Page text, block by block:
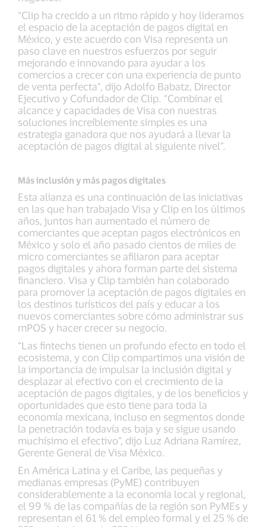
“Clip ha crecido a un ritmo rápido y hoy lideramos
el espacio de la aceptación de pagos digital en
México, y este acuerdo con Visa representa un
paso clave en nuestros esfuerzos por seguir
mejorando e innovando para ayudar a los
comercios a crecer con una experiencia de punto
de venta perfecta", dijo Adolfo Babatz, Director
Ejecutivo y Cofundador de Clip. “Combinar el
alcance y capacidades de Visa con nuestras
soluciones increíblemente simples es una
estrategia ganadora que nos ayudará a llevar la
aceptación de pagos digital al siguiente nivel”.
Más inclusión y más pagos digitales
Esta alianza es una continuación de las iniciativas
en las que han trabajado Visa y Clip en los últimos
años, juntos han aumentado el número de
comerciantes que aceptan pagos electrónicos en
México y solo el año pasado cientos de miles de
micro comerciantes se afiliaron para aceptar
pagos digitales y ahora forman parte del sistema
financiero. Visa y Clip también han colaborado
para promover la aceptación de pagos digitales en
los destinos turísticos del país y educar a los
nuevos comerciantes sobre cómo administrar sus
mPOS y hacer crecer su negocio.
“Las fintechs tienen un profundo efecto en todo el
ecosistema, y con Clip compartimos una visión de
la importancia de impulsar la inclusión digital y
desplazar al efectivo con el crecimiento de la
aceptación de pagos digitales, y de los beneficios y
oportunidades que esto tiene para toda la
economía mexicana, incluso en segmentos donde
la penetración todavía es baja y se sigue usando
muchísimo el efectivo”, dijo Luz Adriana Ramírez,
Gerente General de Visa México.
En América Latina y el Caribe, las pequeñas y
medianas empresas (PyME) contribuyen
considerablemente a la economía local y regional,
el 99 % de las compañías de la región son PyMEs y
representan el 61 % del empleo formal y el 25 % de